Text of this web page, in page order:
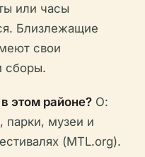
или часы
Близлежащие
свои
сборы.
этом районе? О:
парки, музеи и
(MTL.org).